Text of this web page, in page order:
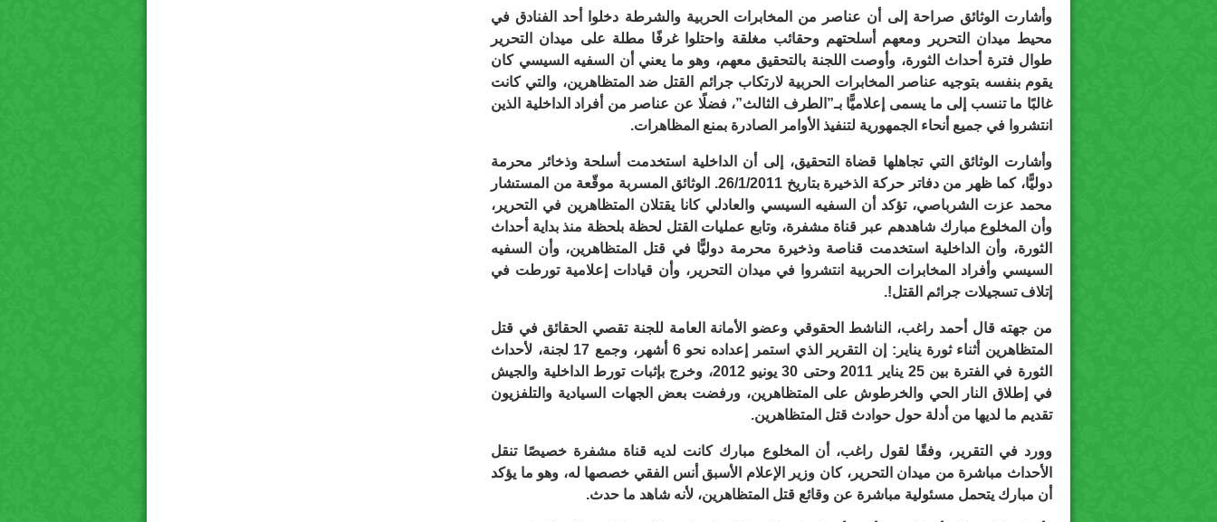
وأشارت الوثائق صراحة إلى أن عناصر من المخابرات الحربية والشرطة دخلوا أحد الفنادق في
محيط ميدان التحرير ومعهم أسلحتهم وحقائب مغلقة واحتلوا غرفًا مطلة على ميدان التحرير
طوال فترة أحداث الثورة، وأوصت اللجنة بالتحقيق معهم، وهو ما يعني أن السفيه السيسي كان
يقوم بنفسه بتوجيه عناصر المخابرات الحربية لارتكاب جرائم القتل ضد المتظاهرين، والتي كانت
غالبًا ما تنسب إلى ما يسمى إعلاميًّا بـ”الطرف الثالث”، فضلًا عن عناصر من أفراد الداخلية الذين
انتشروا في جميع أنحاء الجمهورية لتنفيذ الأوامر الصادرة بمنع المظاهرات.
وأشارت الوثائق التي تجاهلها قضاة التحقيق، إلى أن الداخلية استخدمت أسلحة وذخائر محرمة
دوليًّا، كما ظهر من دفاتر حركة الذخيرة بتاريخ 26/1/2011. الوثائق المسربة موقّعة من المستشار
محمد عزت الشرباصي، تؤكد أن السفيه السيسي والعادلي كانا يقتلان المتظاهرين في التحرير،
وأن المخلوع مبارك شاهدهم عبر قناة مشفرة، وتابع عمليات القتل لحظة بلحظة منذ بداية أحداث
الثورة، وأن الداخلية استخدمت قناصة وذخيرة محرمة دوليًّا في قتل المتظاهرين، وأن السفيه
السيسي وأفراد المخابرات الحربية انتشروا في ميدان التحرير، وأن قيادات إعلامية تورطت في
إتلاف تسجيلات جرائم القتل!.
من جهته قال أحمد راغب، الناشط الحقوقي وعضو الأمانة العامة للجنة تقصي الحقائق في قتل
المتظاهرين أثناء ثورة يناير: إن التقرير الذي استمر إعداده نحو 6 أشهر، وجمع 17 لجنة، لأحداث
الثورة في الفترة بين 25 يناير 2011 وحتى 30 يونيو 2012، وخرج بإثبات تورط الداخلية والجيش
في إطلاق النار الحي والخرطوش على المتظاهرين، ورفضت بعض الجهات السيادية والتلفزيون
تقديم ما لديها من أدلة حول حوادث قتل المتظاهرين.
وورد في التقرير، وفقًا لقول راغب، أن المخلوع مبارك كانت لديه قناة مشفرة خصيصًا تنقل
الأحداث مباشرة من ميدان التحرير، كان وزير الإعلام الأسبق أنس الفقي خصصها له، وهو ما يؤكد
أن مبارك يتحمل مسئولية مباشرة عن وقائع قتل المتظاهرين، لأنه شاهد ما حدث.